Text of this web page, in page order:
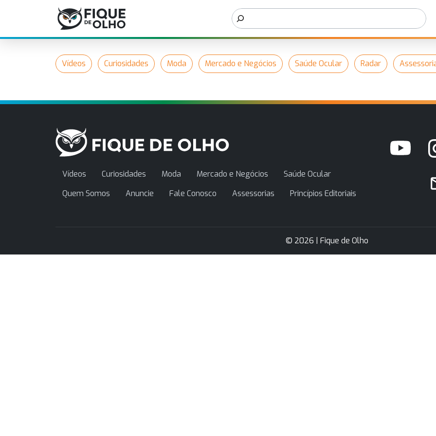
Vídeos Curiosidades Moda Mercado e Negócios Saúde Ocular Radar
Vídeos Curiosidades Moda Mercado e Negócios
Saúde Ocular
Quem Somos
Anuncie Fale Conosco Assessorias Princípios Editoriais
© 2026 | Fique de Olho